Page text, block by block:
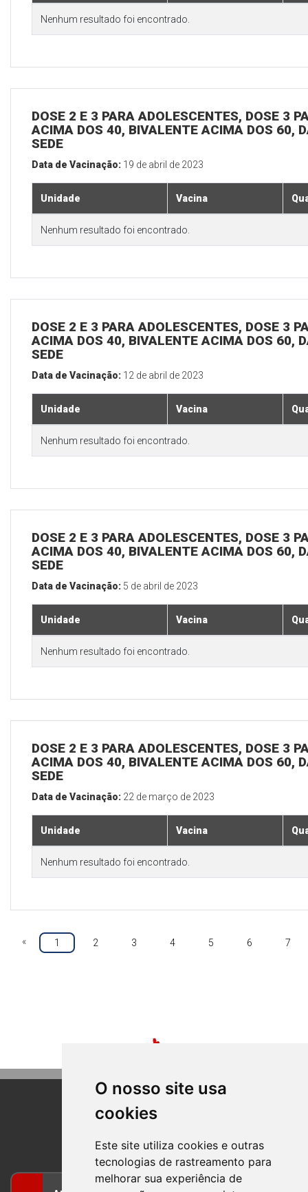
O nosso site usa
cookies
Este site utiliza cookies e outras
tecnologias de rastreamento para
melhorar sua experiência de
Nenhum resultado foi encontrado.
DOSE 2 E 3 PARA ADOLESCENTES, DOSE 3
ACIMA DOS 40, BIVALENTE ACIMA DOS 60,
SEDE
Data de Vacinação: 19 de abril de 2023
Unidade Vacina
Nenhum resultado foi encontrado.
DOSE 2 E 3 PARA ADOLESCENTES, DOSE 3
ACIMA DOS 40, BIVALENTE ACIMA DOS 60,
SEDE
Data de Vacinação: 12 de abril de 2023
Unidade Vacina
Nenhum resultado foi encontrado.
DOSE 2 E 3 PARA ADOLESCENTES, DOSE 3
ACIMA DOS 40, BIVALENTE ACIMA DOS 60,
SEDE
Data de Vacinação: 5 de abril de 2023
Unidade Vacina
Nenhum resultado foi encontrado.
DOSE 2 E 3 PARA ADOLESCENTES, DOSE 3
ACIMA DOS 40, BIVALENTE ACIMA DOS 60,
SEDE
Data de Vacinação: 22 de março de 2023
Unidade Vacina
Nenhum resultado foi encontrado.
« 1 2 3 4 5 6 7
BOM PRINCIPIO
RIO GRANDE DO SUL